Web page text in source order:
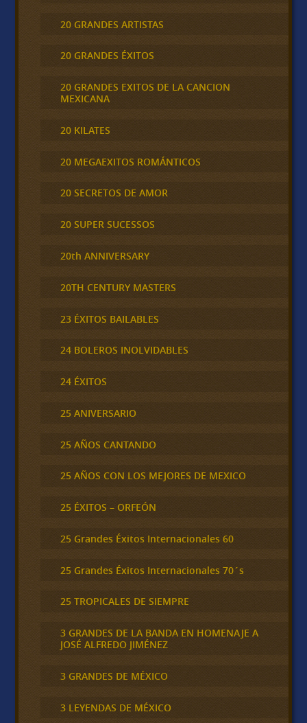
20 GRANDES ARTISTAS
20 GRANDES ÉXITOS
20 GRANDES EXITOS DE LA CANCION
MEXICANA
20 KILATES
20 MEGAEXITOS ROMÁNTICOS
20 SECRETOS DE AMOR
20 SUPER SUCESSOS
20th ANNIVERSARY
20TH CENTURY MASTERS
23 ÉXITOS BAILABLES
24 BOLEROS INOLVIDABLES
24 ÉXITOS
25 ANIVERSARIO
25 AÑOS CANTANDO
25 AÑOS CON LOS MEJORES DE MEXICO
25 ÉXITOS – ORFEÓN
25 Grandes Éxitos Internacionales 60
25 Grandes Éxitos Internacionales 70´s
25 TROPICALES DE SIEMPRE
3 GRANDES DE LA BANDA EN HOMENAJE A
JOSÉ ALFREDO JIMÉNEZ
3 GRANDES DE MÉXICO
3 LEYENDAS DE MÉXICO